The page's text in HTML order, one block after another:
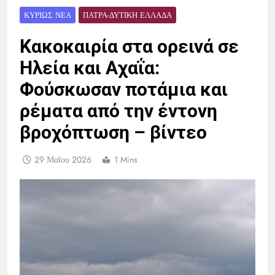
ΚΥΡΊΩΣ ΝΈΑ ΠΆΤΡΑ-ΔΥΤΙΚΉ ΕΛΛΆΔΑ
Κακοκαιρία στα ορεινά σε
Ηλεία και Αχαΐα:
Φούσκωσαν ποτάμια και
ρέματα από την έντονη
βροχόπτωση – βίντεο
29 Μαΐου 2026 1 Mins